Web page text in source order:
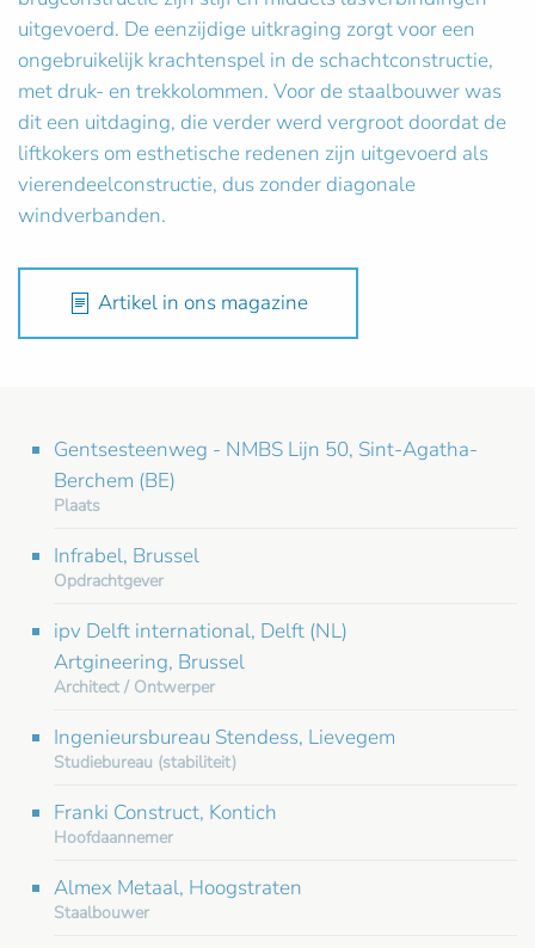
uitgevoerd. De eenzijdige uitkraging zorgt voor een
ongebruikelijk krachtenspel in de schachtconstructie,
met druk- en trekkolommen. Voor de staalbouwer was
dit een uitdaging, die verder werd vergroot doordat de
liftkokers om esthetische redenen zijn uitgevoerd als
vierendeelconstructie, dus zonder diagonale
windverbanden.
Artikel in ons magazine
Gentsesteenweg - NMBS Lijn 50, Sint-Agatha-
Berchem (BE)
Plaats
Infrabel, Brussel
Opdrachtgever
ipv Delft international, Delft (NL)
Artgineering, Brussel
Architect / Ontwerper
Ingenieursbureau Stendess, Lievegem
Studiebureau (stabiliteit)
Franki Construct, Kontich
Hoofdaannemer
Almex Metaal, Hoogstraten
Staalbouwer